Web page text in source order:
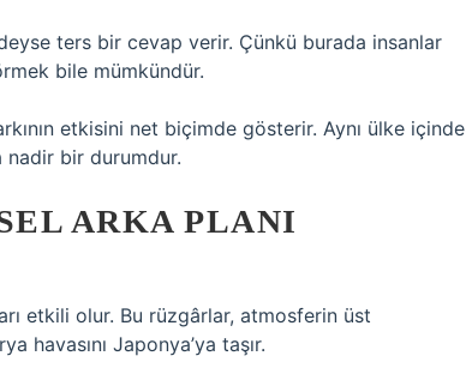
ters bir cevap verir. Çünkü burada insanlar
bile mümkündür.
etkisini net biçimde gösterir. Aynı ülke içinde
nadir bir durumdur.
ARKA PLANI
etkili olur. Bu rüzgârlar, atmosferin üst
havasını Japonya’ya taşır.